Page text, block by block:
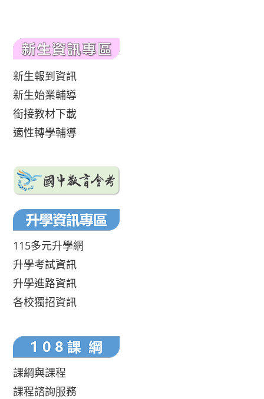
新生報到資訊
新生始業輔導
銜接教材下載
適性轉學輔導
115多元升學網
升學考試資訊
升學進路資訊
各校獨招資訊
課綱與課程
課程諮詢服務